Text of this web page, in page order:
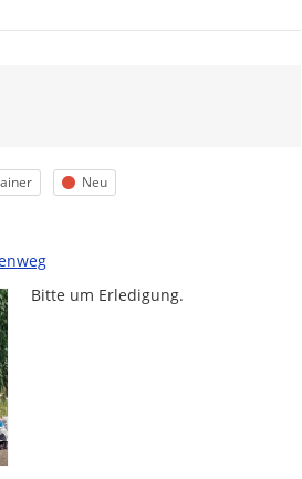
Status
Neu
Bitte um Erledigung.